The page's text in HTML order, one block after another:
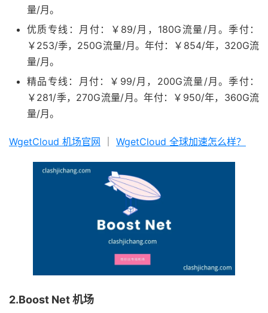
量/月。
优质专线：月付：￥89/月，180G流量/月。季付：
￥253/季，250G流量/月。年付：￥854/年，320G流
量/月。
精品专线：月付：￥99/月，200G流量/月。季付：
￥281/季，270G流量/月。年付：￥950/年，360G流
量/月。
WgetCloud 机场官网 WgetCloud 全球加速怎么样？
2.Boost Net 机场